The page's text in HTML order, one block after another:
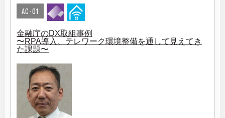
AC-01
金融庁のDX取組事例
〜RPA導入、テレワーク環境整備を通して見えてき
た課題〜